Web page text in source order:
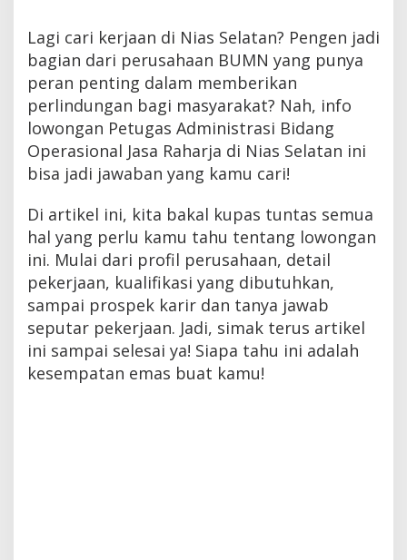
Lagi cari kerjaan di Nias Selatan? Pengen jadi
bagian dari perusahaan BUMN yang punya
peran penting dalam memberikan
perlindungan bagi masyarakat? Nah, info
lowongan Petugas Administrasi Bidang
Operasional Jasa Raharja di Nias Selatan ini
bisa jadi jawaban yang kamu cari!
Di artikel ini, kita bakal kupas tuntas semua
hal yang perlu kamu tahu tentang lowongan
ini. Mulai dari profil perusahaan, detail
pekerjaan, kualifikasi yang dibutuhkan,
sampai prospek karir dan tanya jawab
seputar pekerjaan. Jadi, simak terus artikel
ini sampai selesai ya! Siapa tahu ini adalah
kesempatan emas buat kamu!